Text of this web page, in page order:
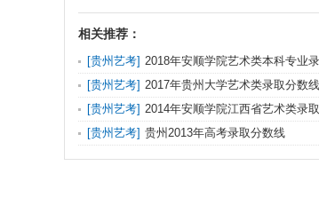
相关推荐：
[贵州艺考] 2018年安顺学院艺术类本科专业
[贵州艺考] 2017年贵州大学艺术类录取分数线
[贵州艺考] 2014年安顺学院江西省艺术类录
[贵州艺考] 贵州2013年高考录取分数线